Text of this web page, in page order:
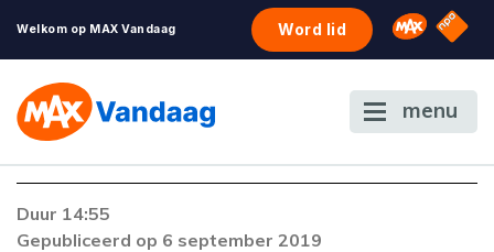
Welkom op MAX Vandaag Word lid Omroep
NPO
menu
Duur 14:55
Gepubliceerd op 6 september 2019